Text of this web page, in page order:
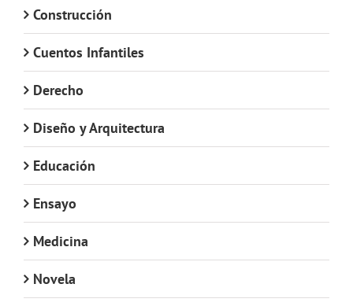
Construcción
Cuentos Infantiles
Derecho
Diseño y Arquitectura
Educación
Ensayo
Medicina
Novela